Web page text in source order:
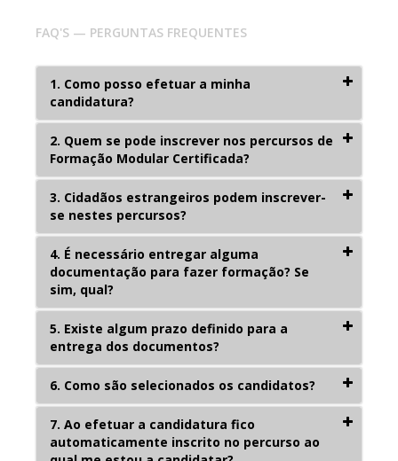
FAQ'S — PERGUNTAS FREQUENTES
1. Como posso efetuar a minha
candidatura?
2. Quem se pode inscrever nos percursos de
Formação Modular Certificada?
3. Cidadãos estrangeiros podem inscrever-
se nestes percursos?
4. É necessário entregar alguma
documentação para fazer formação? Se
sim, qual?
5. Existe algum prazo definido para a
entrega dos documentos?
6. Como são selecionados os candidatos?
7. Ao efetuar a candidatura fico
automaticamente inscrito no percurso ao